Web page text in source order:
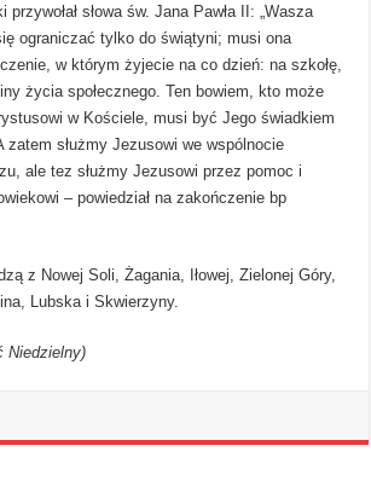
słowa św. Jana Pawła II: „Wasza
ograniczać tylko do świątyni; musi ona
w którym żyjecie na co dzień: na szkołę,
życia społecznego. Ten bowiem, kto może
w Kościele, musi być Jego świadkiem
zatem służmy Jezusowi we wspólnocie
ale tez służmy Jezusowi przez pomoc i
– powiedział na zakończenie bp
z Nowej Soli, Żagania, Iłowej, Zielonej Góry,
Lubska i Skwierzyny.
Niedzielny)